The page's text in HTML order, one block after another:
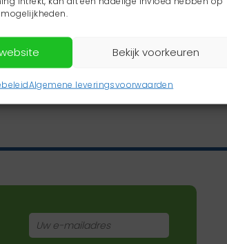
Bekijk voorkeuren
Algemene leveringsvoorwaarden